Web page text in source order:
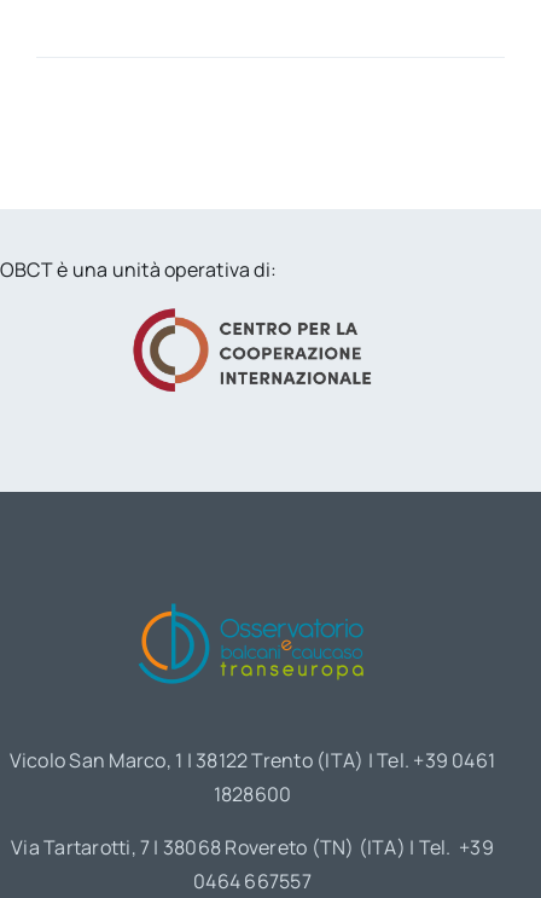
OBCT è una unità operativa di:
Vicolo San Marco, 1 | 38122 Trento (ITA) | Tel. +39 0461
1828600
Via Tartarotti, 7 | 38068 Rovereto (TN) (ITA) | Tel. +39
0464 667557